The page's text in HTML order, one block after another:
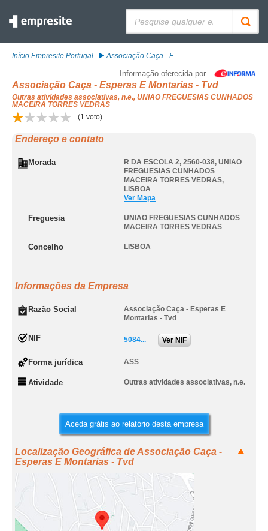
Início Empresite Portugal Associação Caça - E...
Informação oferecida por
Associação Caça - Esperas E Montarias - Tvd
Outras atividades associativas, n.e., UNIAO FREGUESIAS CUNHADOS
MACEIRA TORRES VEDRAS
(1 voto)
Endereço e contato
Morada R DA ESCOLA 2, 2560-038, UNIAO
FREGUESIAS CUNHADOS
MACEIRA TORRES VEDRAS,
LISBOA
Ver Mapa
Freguesia
UNIAO FREGUESIAS CUNHADOS
MACEIRA TORRES VEDRAS
Concelho LISBOA
Informações da Empresa
Razão Social
Associação Caça - Esperas E
Montarias - Tvd
NIF 5084... Ver NIF
Forma jurídica ASS
Atividade Outras atividades associativas, n.e.
Aceda grátis ao relatório desta empresa
Localização Geográfica de Associação Caça -
Esperas E Montarias - Tvd